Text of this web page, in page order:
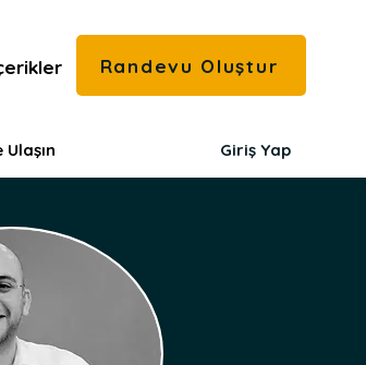
Randevu Oluştur
Ulaşın Giriş Yap